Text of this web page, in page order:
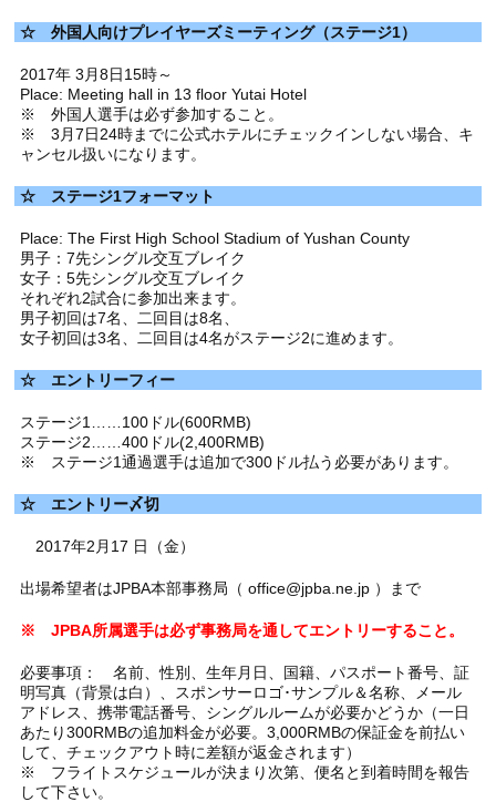
☆ 外国人向けプレイヤーズミーティング（ステージ1）
2017年 3月8日15時～
Place: Meeting hall in 13 floor Yutai Hotel
※ 外国人選手は必ず参加すること。
※ 3月7日24時までに公式ホテルにチェックインしない場合、キ
ャンセル扱いになります。
☆ ステージ1フォーマット
Place: The First High School Stadium of Yushan County
男子：7先シングル交互ブレイク
女子：5先シングル交互ブレイク
それぞれ2試合に参加出来ます。
男子初回は7名、二回目は8名、
女子初回は3名、二回目は4名がステージ2に進めます。
☆ エントリーフィー
ステージ1……100ドル(600RMB)
ステージ2……400ドル(2,400RMB)
※ ステージ1通過選手は追加で300ドル払う必要があります。
☆ エントリー〆切
2017年2月17 日（金）
出場希望者はJPBA本部事務局（ office@jpba.ne.jp ）まで
※ JPBA所属選手は必ず事務局を通してエントリーすること。
必要事項： 名前、性別、生年月日、国籍、パスポート番号、証
明写真（背景は白）、スポンサーロゴ･サンプル＆名称、メール
アドレス、携帯電話番号、シングルルームが必要かどうか（一日
あたり300RMBの追加料金が必要。3,000RMBの保証金を前払い
して、チェックアウト時に差額が返金されます）
※ フライトスケジュールが決まり次第、便名と到着時間を報告
して下さい。